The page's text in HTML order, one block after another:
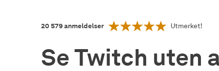
20 579anmeldelser Utmerket!
Se Twitch uten